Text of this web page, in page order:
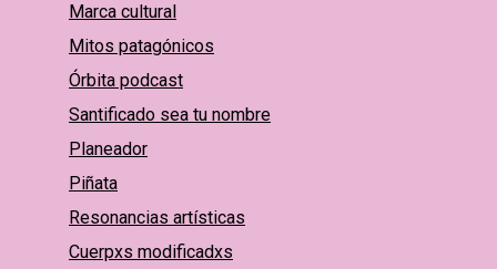
Marca cultural
Mitos patagónicos
Órbita podcast
Santificado sea tu nombre
Planeador
Piñata
Resonancias artísticas
Cuerpxs modificadxs